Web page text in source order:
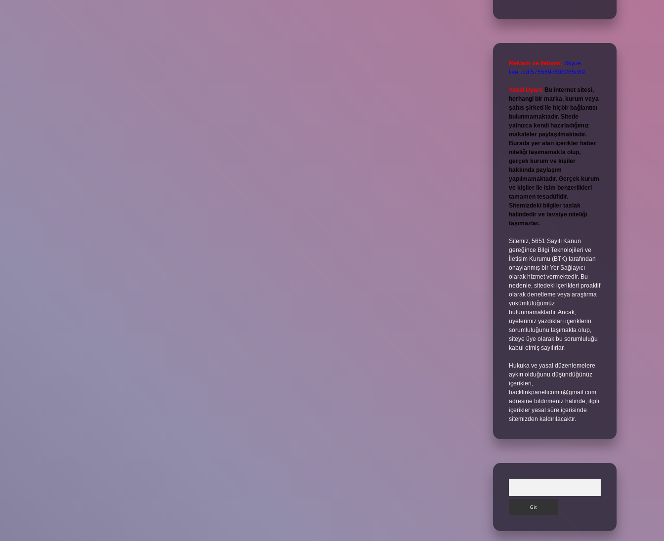
Reklam ve İletişim: Skype:
live:.cid.575569c608265c69
Yasal Uyarı: Bu internet sitesi,
herhangi bir marka, kurum veya
şahıs şirketi ile hiçbir bağlantısı
bulunmamaktadır. Sitede
yalnızca kendi hazırladığımız
makaleler paylaşılmaktadır.
Burada yer alan içerikler haber
niteliği taşımamakta olup,
gerçek kurum ve kişiler
hakkında paylaşım
yapılmamaktadır. Gerçek kurum
ve kişiler ile isim benzerlikleri
tamamen tesadüfidir.
Sitemizdeki bilgiler taslak
halindedir ve tavsiye niteliği
taşımazlar.
Sitemiz, 5651 Sayılı Kanun
gereğince Bilgi Teknolojileri ve
İletişim Kurumu (BTK) tarafından
onaylanmış bir Yer Sağlayıcı
olarak hizmet vermektedir. Bu
nedenle, sitedeki içerikleri proaktif
olarak denetleme veya araştırma
yükümlülüğümüz
bulunmamaktadır. Ancak,
üyelerimiz yazdıkları içeriklerin
sorumluluğunu taşımakta olup,
siteye üye olarak bu sorumluluğu
kabul etmiş sayılırlar.
Hukuka ve yasal düzenlemelere
aykırı olduğunu düşündüğünüz
içerikleri,
backlinkpanelicomtr@gmail.com
adresine bildirmeniz halinde, ilgili
içerikler yasal süre içerisinde
sitemizden kaldırılacaktır.